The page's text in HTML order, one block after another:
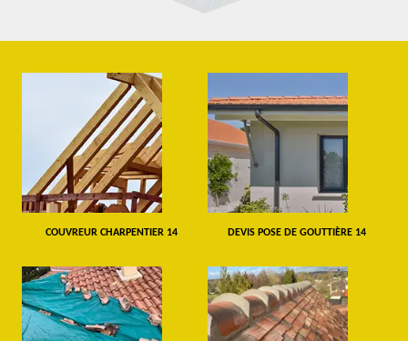
COUVREUR CHARPENTIER 14 DEVIS POSE DE GOUTTIÈRE 14